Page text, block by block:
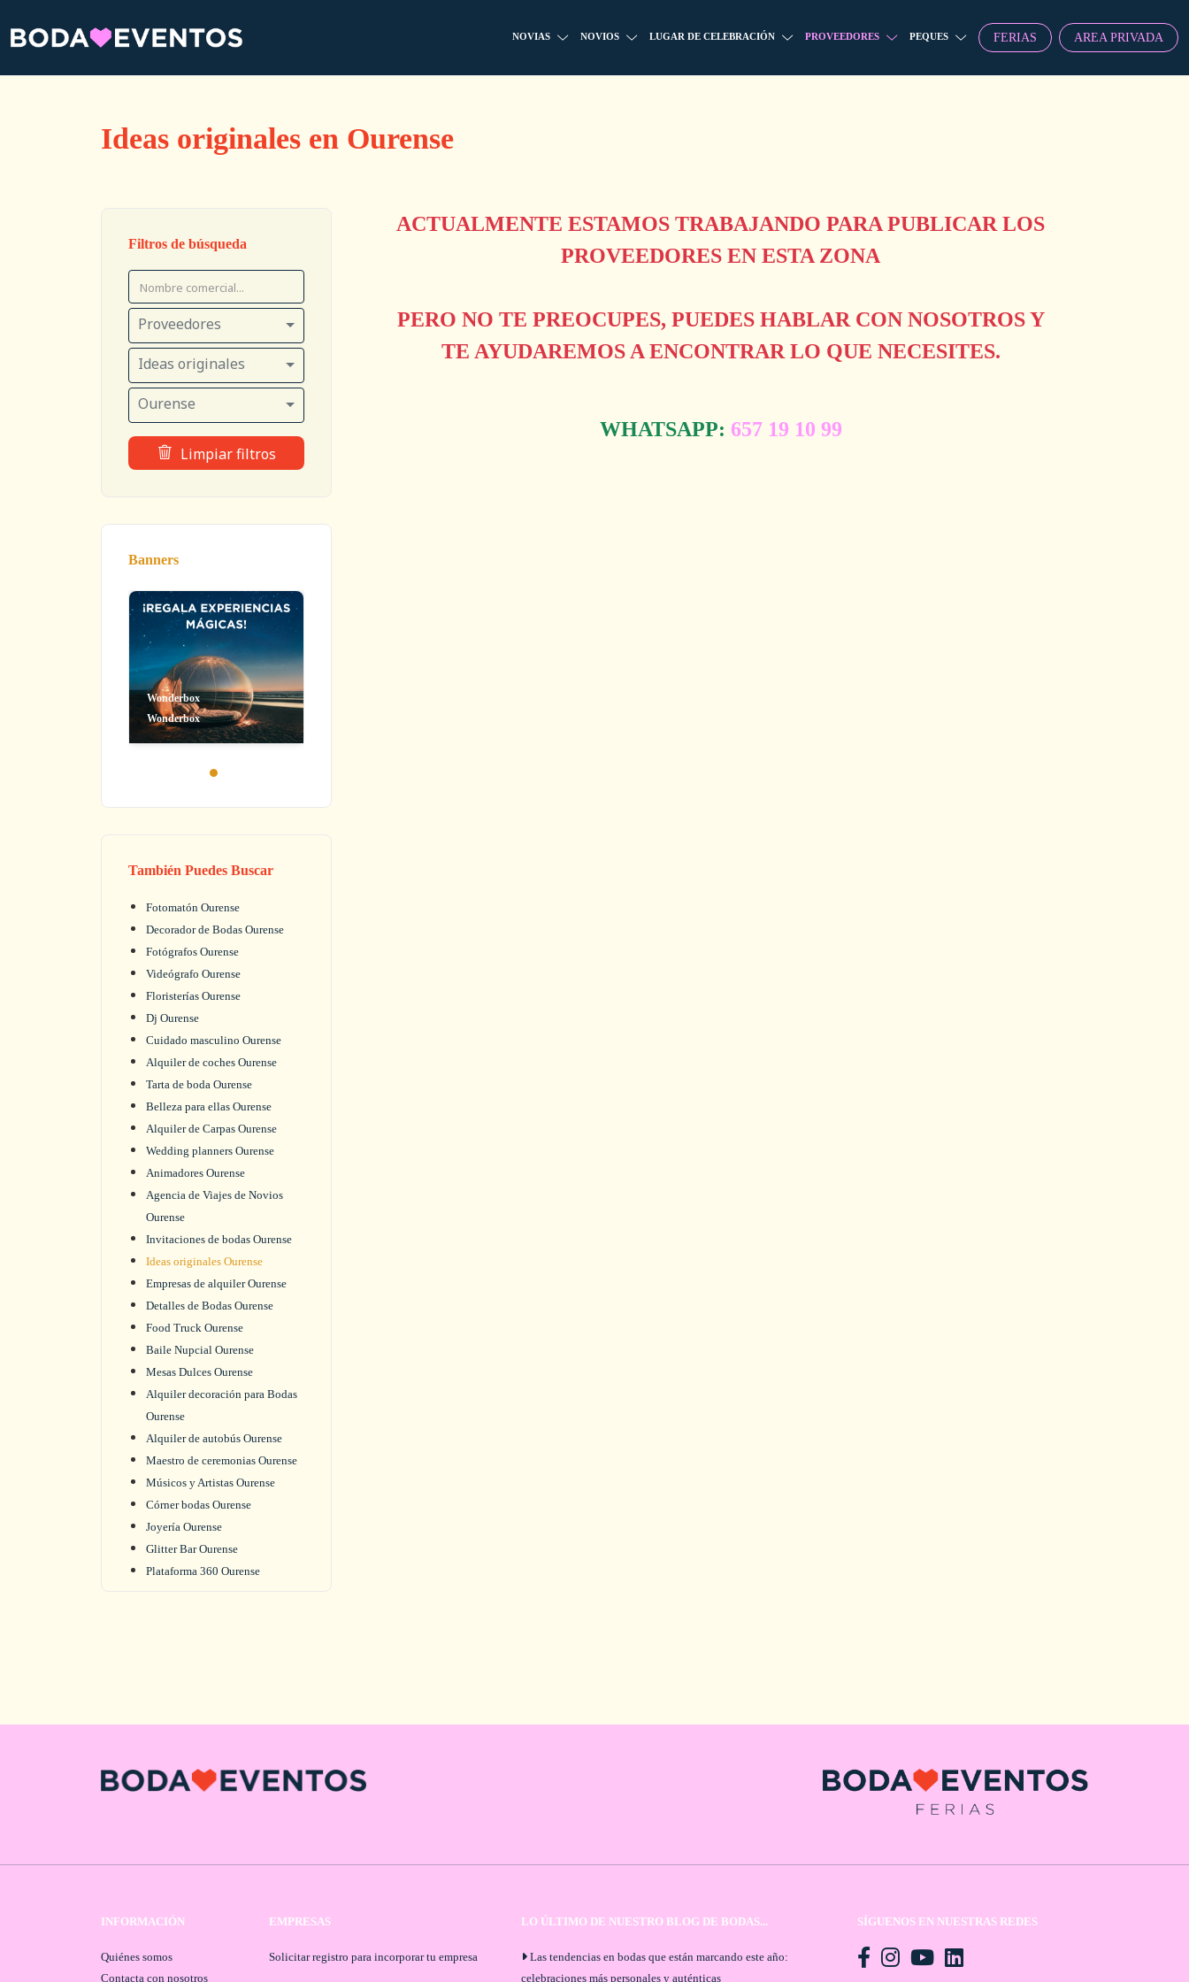
NOVIAS NOVIOS LUGAR DE CELEBRACIÓN PROVEEDORES PEQUES FERIAS AREA PRIVADA
Ideas originales en Ourense
Filtros de búsqueda
Proveedores
Ideas originales
Ourense
Limpiar filtros
Banners
Wonderbox
Wonderbox
También Puedes Buscar
Fotomatón Ourense
Decorador de Bodas Ourense
Fotógrafos Ourense
Videógrafo Ourense
Floristerías Ourense
Dj Ourense
Cuidado masculino Ourense
Alquiler de coches Ourense
Tarta de boda Ourense
Belleza para ellas Ourense
Alquiler de Carpas Ourense
Wedding planners Ourense
Animadores Ourense
Agencia de Viajes de Novios
Ourense
Invitaciones de bodas Ourense
Ideas originales Ourense
Empresas de alquiler Ourense
Detalles de Bodas Ourense
Food Truck Ourense
Baile Nupcial Ourense
Mesas Dulces Ourense
Alquiler decoración para Bodas
Ourense
Alquiler de autobús Ourense
Maestro de ceremonias Ourense
Músicos y Artistas Ourense
Córner bodas Ourense
Joyería Ourense
Glitter Bar Ourense
Plataforma 360 Ourense
ACTUALMENTE ESTAMOS TRABAJANDO PARA PUBLICAR LOS
PROVEEDORES EN ESTA ZONA
PERO NO TE PREOCUPES, PUEDES HABLAR CON NOSOTROS Y
TE AYUDAREMOS A ENCONTRAR LO QUE NECESITES.
WHATSAPP: 657 19 10 99
INFORMACIÓN
Quiénes somos
Contacta con nosotros
EMPRESAS
Solicitar registro para incorporar tu empresa
LO ÚLTIMO DE NUESTRO BLOG DE BODAS...
Las tendencias en bodas que están marcando este año:
celebraciones más personales y auténticas
SÍGUENOS EN NUESTRAS REDES